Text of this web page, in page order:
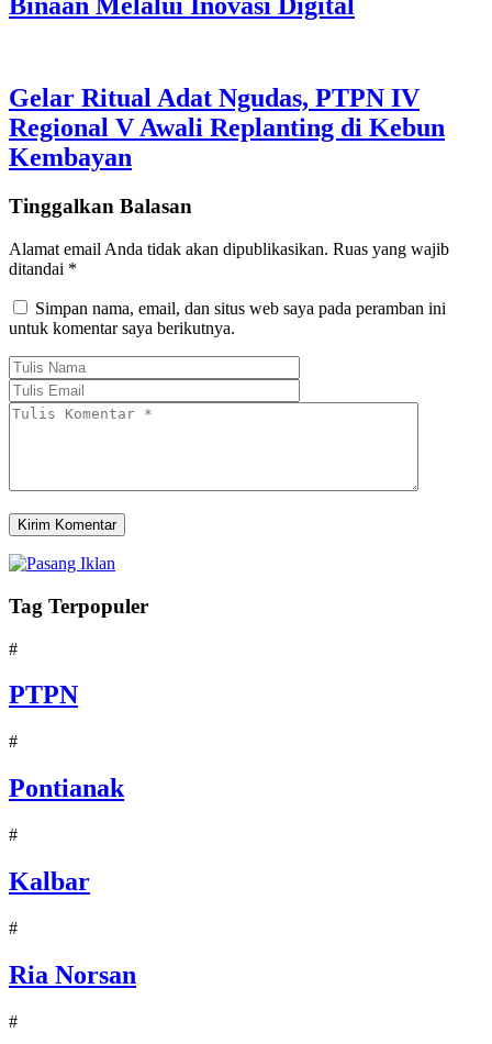
Gelar Ritual Adat Ngudas, PTPN IV
Regional V Awali Replanting di Kebun
Kembayan
Tinggalkan Balasan
Alamat email Anda tidak akan dipublikasikan. Ruas yang wajib
ditandai *
Simpan nama, email, dan situs web saya pada peramban ini
untuk komentar saya berikutnya.
Tag Terpopuler
#
PTPN
#
Pontianak
#
Kalbar
#
Ria Norsan
#